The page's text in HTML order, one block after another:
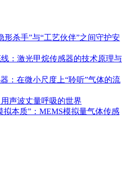
形杀手”与“工艺伙伴”之间守护安
：激光甲烷传感器的技术原理与
：在微小尺度上“聆听”气体的流
声波丈量呼吸的世界
拟本质”：MEMS模拟量气体传感